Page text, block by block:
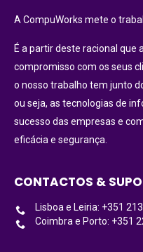
A CompuWorks mete o
É a partir deste racional que
compromisso com os seus
o nosso trabalho tem junto
ou seja, as tecnologias de
sucesso das empresas e
eficácia e segurança.
CONTACTOS &
Lisboa e Leiria: +351
Coimbra e Porto: +351